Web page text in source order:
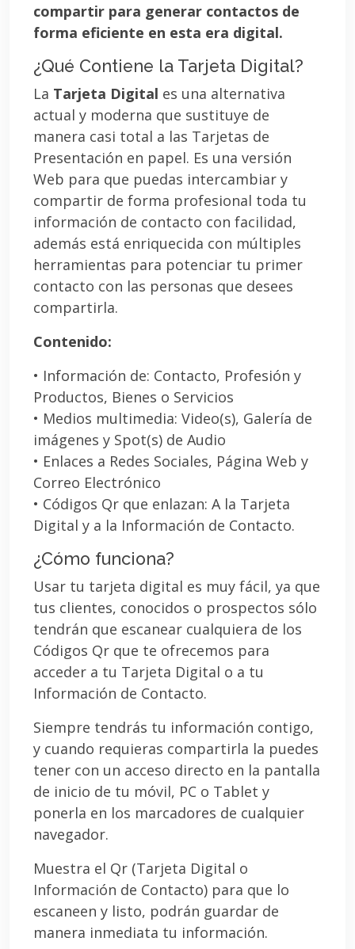
compartir para generar contactos de
forma eficiente en esta era digital.
¿Qué Contiene la Tarjeta Digital?
La Tarjeta Digital es una alternativa
actual y moderna que sustituye de
manera casi total a las Tarjetas de
Presentación en papel. Es una versión
Web para que puedas intercambiar y
compartir de forma profesional toda tu
información de contacto con facilidad,
además está enriquecida con múltiples
herramientas para potenciar tu primer
contacto con las personas que desees
compartirla.
Contenido:
• Información de: Contacto, Profesión y
Productos, Bienes o Servicios
• Medios multimedia: Video(s), Galería de
imágenes y Spot(s) de Audio
• Enlaces a Redes Sociales, Página Web y
Correo Electrónico
• Códigos Qr que enlazan: A la Tarjeta
Digital y a la Información de Contacto.
¿Cómo funciona?
Usar tu tarjeta digital es muy fácil, ya que
tus clientes, conocidos o prospectos sólo
tendrán que escanear cualquiera de los
Códigos Qr que te ofrecemos para
acceder a tu Tarjeta Digital o a tu
Información de Contacto.
Siempre tendrás tu información contigo,
y cuando requieras compartirla la puedes
tener con un acceso directo en la pantalla
de inicio de tu móvil, PC o Tablet y
ponerla en los marcadores de cualquier
navegador.
Muestra el Qr (Tarjeta Digital o
Información de Contacto) para que lo
escaneen y listo, podrán guardar de
manera inmediata tu información.